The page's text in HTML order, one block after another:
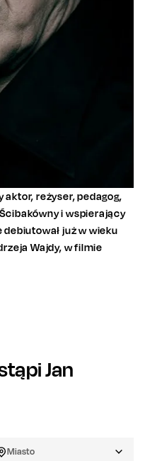
aktor, reżyser, pedagog,
i wspierający
już w wieku
Wajdy, w filmie
Jan
Miasto